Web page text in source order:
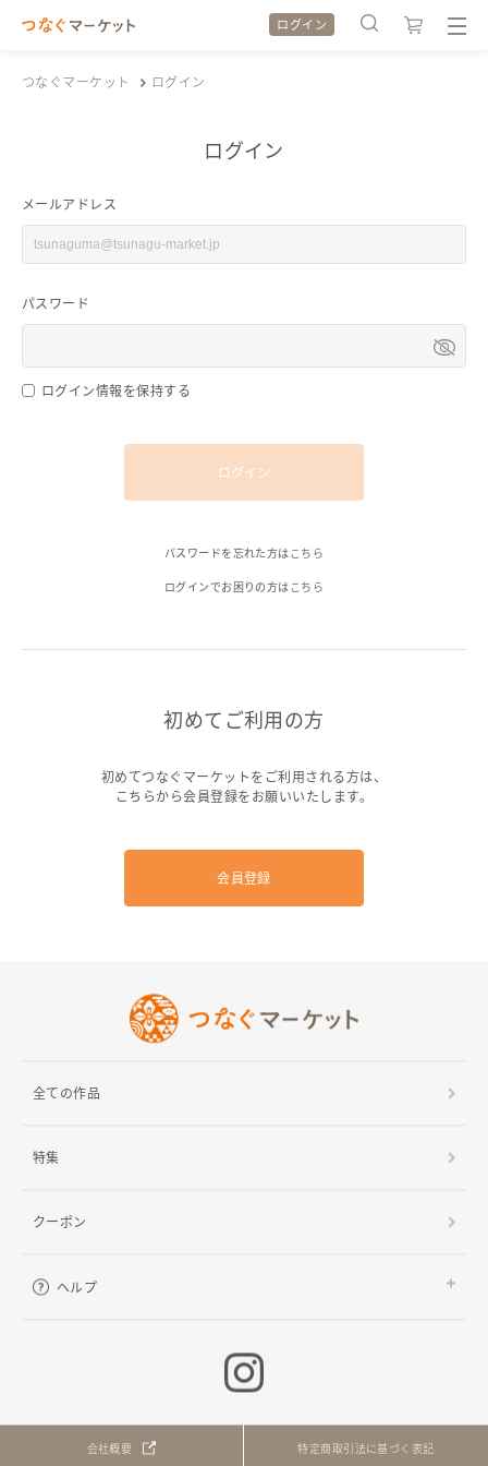
カテゴリから探す
特集から探す
全ての作品をみる
カテゴリから探す
特集から探す
全ての作品をみる
ログイン
つなぐマーケット ログイン
ログイン
メールアドレス
パスワード
ログイン情報を保持する
ログイン
パスワードを忘れた方は こちら
ログインでお困りの方は こちら
初めてご利用の方
初めてつなぐマーケットをご利用される方は、
こちらから会員登録をお願いいたします。
会員登録
全ての作品
特集
クーポン
ヘルプ
会社概要 特定商取引法に基づく表記